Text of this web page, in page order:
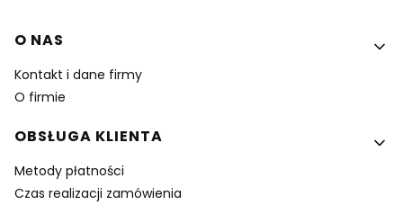
Linki w stopce
O NAS
Kontakt i dane firmy
O firmie
OBSŁUGA KLIENTA
Metody płatności
Czas realizacji zamówienia